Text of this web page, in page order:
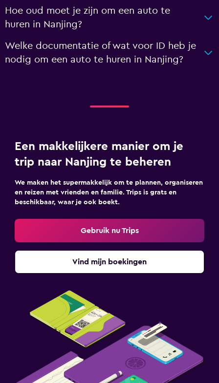
Hoe oud moet je zijn om een auto te
huren in Nanjing?
Welke documentatie of wat voor ID heb je
nodig om een auto te huren in Nanjing?
Een makkelijkere manier om je
trip naar Nanjing te beheren
We maken het supermakkelijk om te plannen, organiseren
en reizen met vrienden en familie. Trips is grats en
beschikbaar, waar je ook boekt.
Gebruik nu Trips
Vind mijn boekingen